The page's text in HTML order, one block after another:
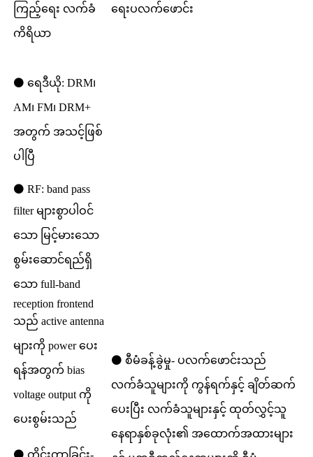
ကြည့်ရေး လက်ခံ
ကိရိယာ
ရေးပလက်ဖောင်း
⚫ ရေဒီယို: DRM၊
AM၊ FM၊ DRM+
အတွက် အသင့်ဖြစ်
ပါပြီ
⚫ RF: band pass
filter များစွာပါဝင်
သော မြင့်မားသော
စွမ်းဆောင်ရည်ရှိ
သော full-band
reception frontend
သည် active antenna
များကို power ပေး
ရန်အတွက် bias
voltage output ကို
ပေးစွမ်းသည်
⚫ စီမံခန့်ခွဲမှု- ပလက်ဖောင်းသည်
လက်ခံသူများကို ကွန်ရက်နှင့် ချိတ်ဆက်
ပေးပြီး လက်ခံသူများနှင့် ထုတ်လွှင့်သူ
နေရာနှစ်ခုလုံး၏ အထောက်အထားများ